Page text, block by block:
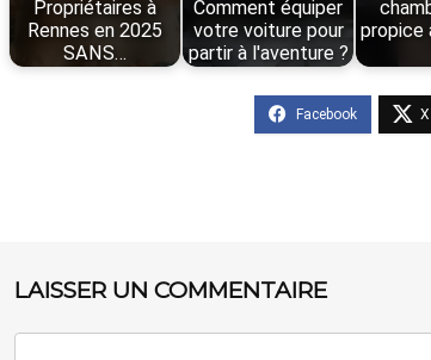
Propriétaires à
Rennes en 2025
SANS…
Comment équiper
votre voiture pour
partir à l'aventure ?
propice
LAISSER UN COMMENTAIRE